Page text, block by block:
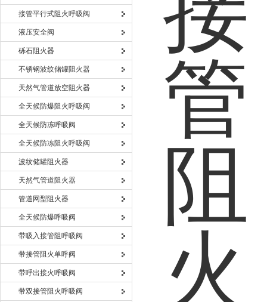
接管平行式阻火呼吸阀
液压安全阀
砾石阻火器
不锈钢波纹储罐阻火器
天然气管道放空阻火器
全天候防爆阻火呼吸阀
全天候防冻呼吸阀
全天候防冻阻火呼吸阀
波纹储罐阻火器
天然气管道阻火器
管道网型阻火器
全天候防爆呼吸阀
带吸入接管阻呼吸阀
带接管阻火单呼阀
带呼出接火呼吸阀
带双接管阻火呼吸阀